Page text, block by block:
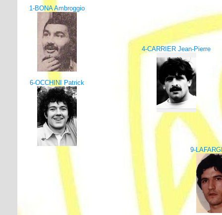
1-BONA Ambroggio
4-CARRIER Jean-Pierre
6-OCCHINI Patrick
9-